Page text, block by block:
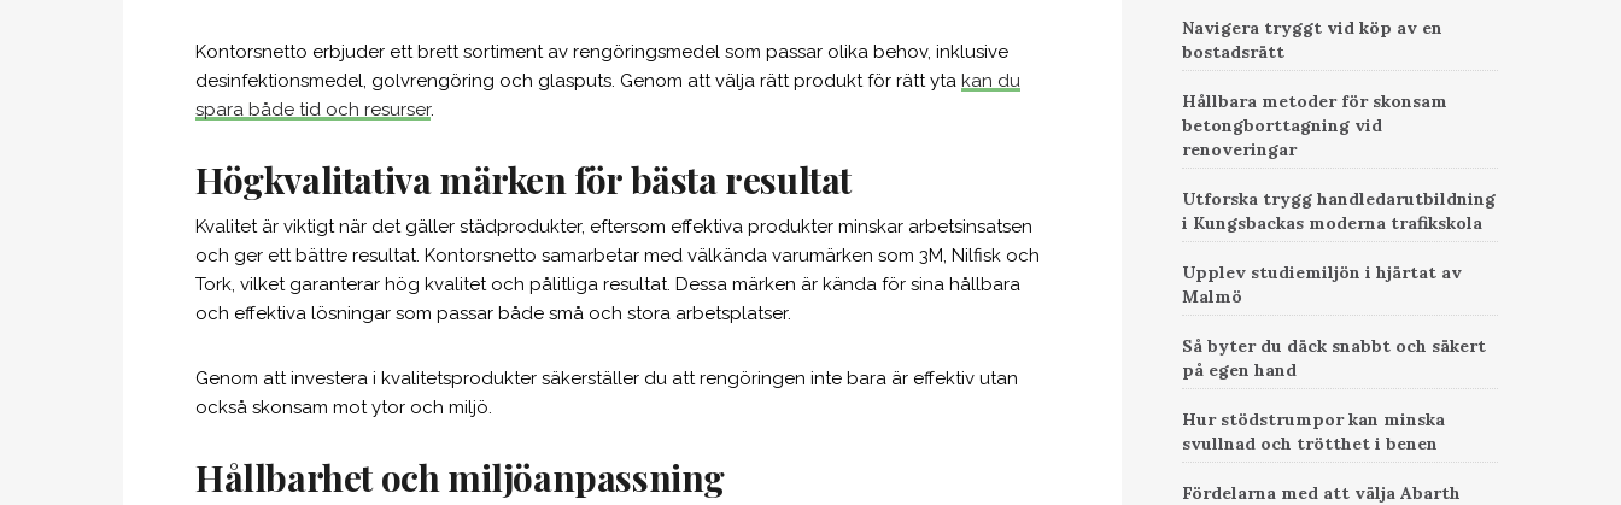
Kontorsnetto erbjuder ett brett sortiment av rengöringsmedel som passar olika behov, inklusive
desinfektionsmedel, golvrengöring och glasputs. Genom att välja rätt produkt för rätt yta kan du
spara både tid och resurser.
Högkvalitativa märken för bästa resultat
Kvalitet är viktigt när det gäller städprodukter, eftersom effektiva produkter minskar arbetsinsatsen
och ger ett bättre resultat. Kontorsnetto samarbetar med välkända varumärken som 3M, Nilfisk och
Tork, vilket garanterar hög kvalitet och pålitliga resultat. Dessa märken är kända för sina hållbara
och effektiva lösningar som passar både små och stora arbetsplatser.
Genom att investera i kvalitetsprodukter säkerställer du att rengöringen inte bara är effektiv utan
också skonsam mot ytor och miljö.
Hållbarhet och miljöanpassning
Navigera tryggt vid köp av en
bostadsrätt
Hållbara metoder för skonsam
betongborttagning vid
renoveringar
Utforska trygg handledarutbildning
i Kungsbackas moderna trafikskola
Upplev studiemiljön i hjärtat av
Malmö
Så byter du däck snabbt och säkert
på egen hand
Hur stödstrumpor kan minska
svullnad och trötthet i benen
Fördelarna med att välja Abarth